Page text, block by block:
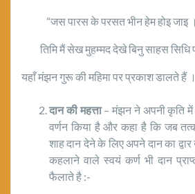
“जस पारस के परसत भीन हेम होइ जाइ ।
तिमि मैं सेख मुहम्मद देखे बिनु साहस सिधि
यहाँ मंझन गुरू की महिमा पर प्रकाश डालते हैं ।
दान की महत्ता– मंझन ने अपनी कृति में
वर्णन किया है और कहा है कि जब
शाह दान देने के लिए अपने दान का द्वार
कहलाने वाले स्वयं कर्ण भी दान
फैलाते है :-